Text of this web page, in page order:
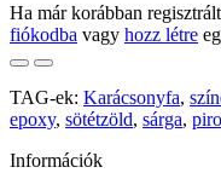
Ha már korábban
fiókodba vagy hozz létre
TAG-ek: Karácsonyfa,
epoxy, sötétzöld, sárga,
Információk